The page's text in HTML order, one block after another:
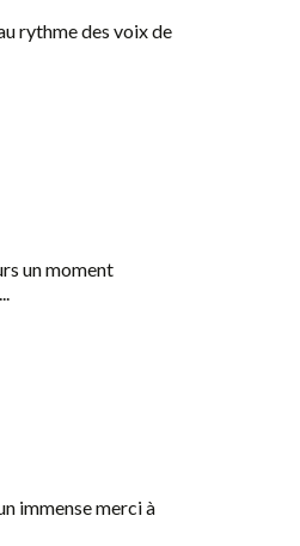
rythme des voix de
un moment
immense merci à